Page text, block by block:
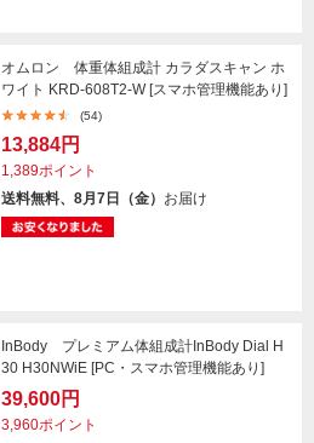
オムロン 体重体組成計 カラダスキャン ホ
ワイト KRD-608T2-W [スマホ管理機能あり]
(54)
13,884円
1,389ポイント
送料無料、8月7日（金） お届け
InBody プレミアム体組成計InBody Dial H
30 H30NWiE [PC・スマホ管理機能あり]
39,600円
3,960ポイント